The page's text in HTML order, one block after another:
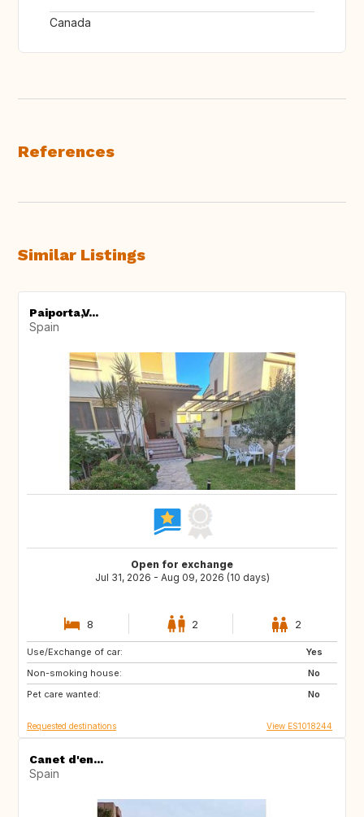
Canada
References
Similar Listings
Paiporta,V...
Spain
Open for exchange
Jul 31, 2026 - Aug 09, 2026 (10 days)
8 2 2
Use/Exchange of car:
Yes
Non-smoking house:
No
Pet care wanted:
No
NL
FR
PT
Requested destinations View ES1018244
Canet d'en...
Spain